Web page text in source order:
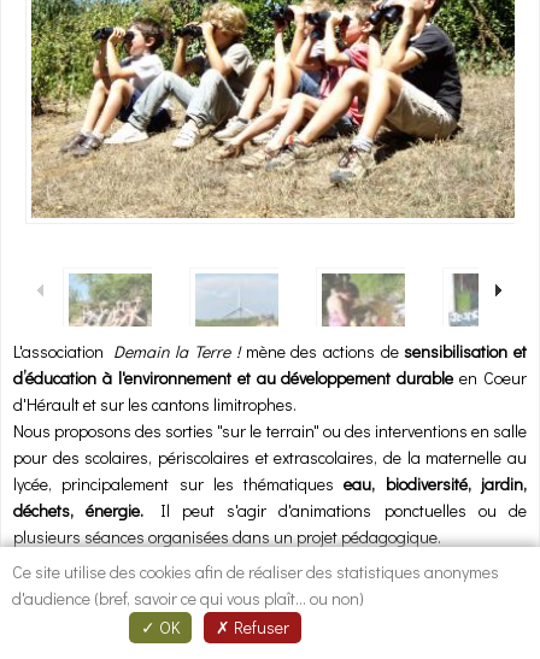
L'association Demain la Terre! mène des actions desensibilisation et
d’éducation à l'environnement et au développement durable en Coeur
d'Hérault et sur les cantons limitrophes.
Nous proposons des sorties "sur le terrain" ou des interventions en salle
pour des scolaires, périscolaires et extrascolaires, de la maternelle au
lycée, principalement sur les thématiqueseau, biodiversité, jardin,
déchets, énergie. Il peut s'agir d'animations ponctuelles ou de
plusieurs séances organisées dans un projet pédagogique.
Nous accompagnons les enseignants et animateurs pour définir les
projets, les informer des ressources existantes sur le territoire.
Nous proposons également des temps d'échanges et de rencontres
Ce site utilise des cookies afin de réaliser des statistiques anonymes
d'audience (bref, savoir ce qui vous plaît... ou non)
OK
Refuser